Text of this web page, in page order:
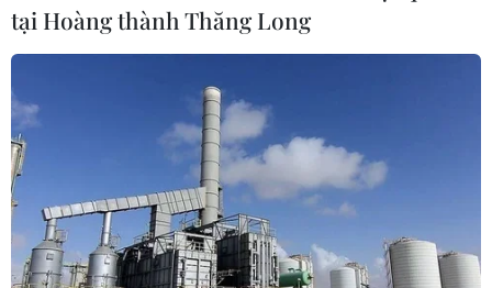
tại Hoàng thành Thăng Long